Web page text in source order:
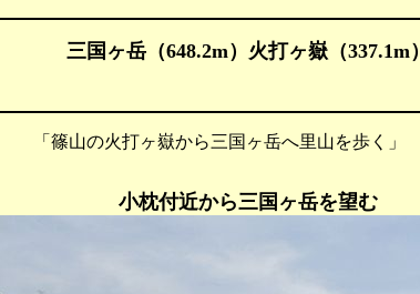
三国ヶ岳（648.2m）火打ヶ嶽（337.1m）
篠山の火打ヶ嶽から三国ヶ岳へ里山を歩く」
小枕付近から三国ヶ岳を望む